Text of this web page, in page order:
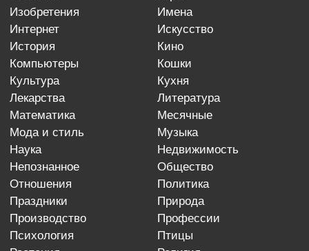
изобретения
имена
интернет
искусство
история
кино
компьютеры
кошки
культура
кухня
лекарства
литература
математика
месячные
мода и стиль
музыка
наука
недвижимость
непознанное
общество
отношения
политика
праздники
природа
производство
профессии
психология
птицы